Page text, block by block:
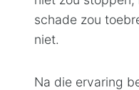
schade zou
niet.
Na die ervaring